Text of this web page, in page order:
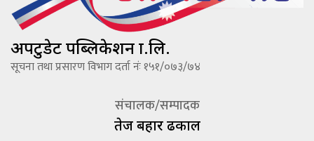
अपटुडेट पब्लिकेशन प्रा.लि.
सूचना तथा प्रसारण विभाग दर्ता नंः १५१/०७३/७४
संचालक/सम्पादक
तेज बहादूर ढकाल